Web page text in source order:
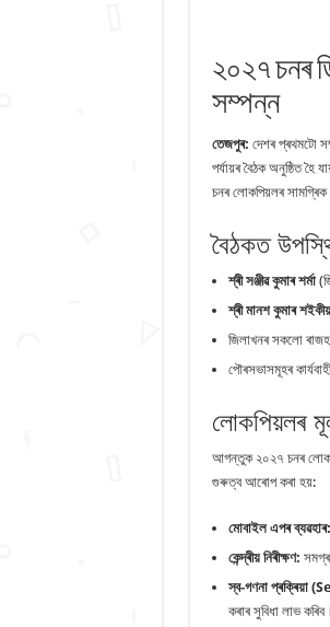
২০২৭ চনৰ
সম্পন্ন
তেজপুৰ: দেশৰ প্ৰথমটো
পৰ্যায়ৰ বৈঠক অনুষ্ঠিত
চনৰ লোকপিয়লৰ সামগ্ৰিক
বৈঠকত
শ্ৰী সঞ্জীৱ কুমাৰ শৰ্মা
শ্ৰী মানশ কুমাৰ
জিলাখনৰ সকলো
পৌৰসভাসমূহৰ
লোকপিয়লৰ
আগন্তুক ২০২৭ চনৰ
গুৰুত্ব আৰোপ কৰা হয়:
মোবাইল এপৰ ব্যৱহাৰ:
কেন্দ্ৰীয় নিৰীক্ষণ: সমগ্ৰ
স্ব-গণনা
কৰাৰ সুবিধা লাভ কৰিব।